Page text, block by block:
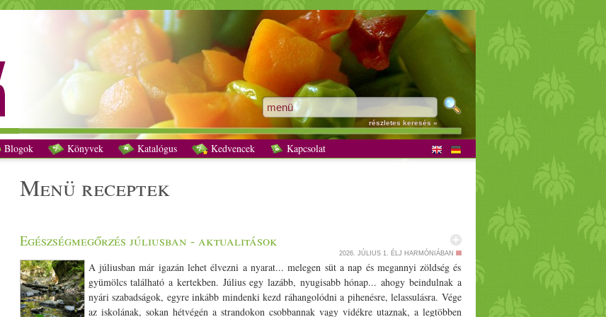
menü receptek - Vegetáriánus receptek
részletes keresés »
Blogok Könyvek Katalógus Kedvencek Kapcsolat
menü receptek
Egészségmegőrzés júliusban - aktualitások
2026. JÚLIUS 1. ÉLJ HARMÓNIÁBAN
A júliusban már igazán lehet élvezni a nyarat... melegen süt a nap és megannyi zöldség és
gyümölcs található a kertekben. Július egy lazább, nyugisabb hónap... ahogy beindulnak a
nyári szabadságok, egyre inkább mindenki kezd ráhangolódni a pihenésre, lelassulásra. Vége
az iskolának, sokan hétvégén a strandokon csobbannak vagy vidékre utaznak, a legtöbben